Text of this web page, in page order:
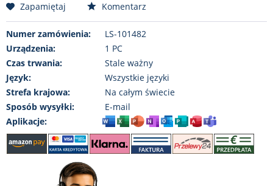
Zapamiętaj Komentarz
Numer zamówienia:
LS-101482
Urządzenia:
1 PC
Czas trwania:
Stale ważny
Język:
Wszystkie języki
Strefa krajowa:
Na całym świecie
Sposób wysyłki:
E-mail
Aplikacje: